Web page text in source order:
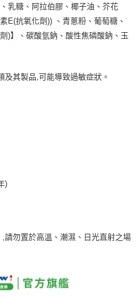
即可結帳。
款。
後，將跳轉至「AFTEE先享後付」
知簡訊。
費，但若您需要取消訂單，請聯絡
關疑問，請聯繫「AFTEE先享後付
support/home
料，並將交易相關給付款項請求債
人或監護人之同意方可使用
據個別帳號之用戶狀況，依本公司即
不足之情形，本公司將視審查結果
費
運費
費
免運費
乳糖、阿拉伯膠、椰子油、芥花
E(抗氧化劑)) 、青蔥粉、葡萄糖、
)】、碳酸氫鈉、酸性焦磷酸鈉、玉
其製品,可能導致過敏症狀。
)
請勿置於高溫、潮濕、日光直射之場